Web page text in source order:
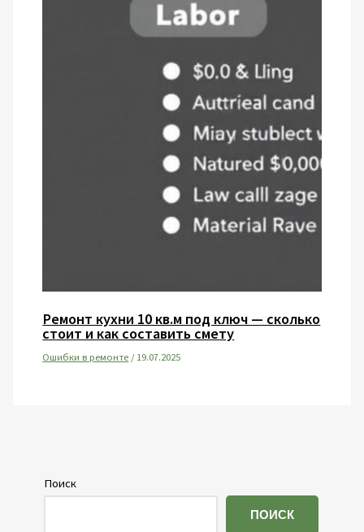
Ремонт кухни 10 кв.м под ключ — сколько
стоит и как составить смету
Ошибки в ремонте /19.07.2025
Поиск
ПОИСК